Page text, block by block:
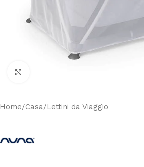
Home/Casa/Lettini da Viaggio